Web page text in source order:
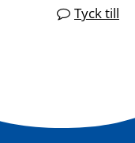
Tyck till